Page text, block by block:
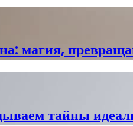
магия,
тайны